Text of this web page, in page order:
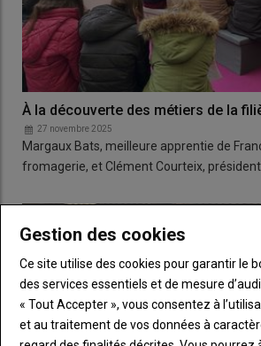
À la découverte des métiers de la
27 novembre 2025
Margaux Bats, meilleure apprentie de
fromagerie, et Clément Courteix, président
Gestion des cookies
Ce site utilise des cookies pour garantir le
des services essentiels et de mesure
« Tout Accepter », vous consentez à
et au traitement de vos données à